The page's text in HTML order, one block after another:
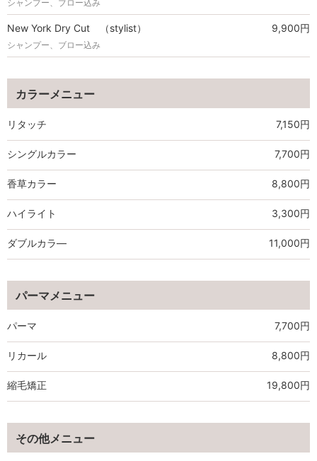
シャンプー、ブロー込み
New York Dry Cut （stylist） 9,900円
シャンプー、ブロー込み
カラーメニュー
リタッチ 7,150円
シングルカラー 7,700円
香草カラー 8,800円
ハイライト 3,300円
ダブルカラ― 11,000円
パーマメニュー
パーマ 7,700円
リカール 8,800円
縮毛矯正 19,800円
その他メニュー